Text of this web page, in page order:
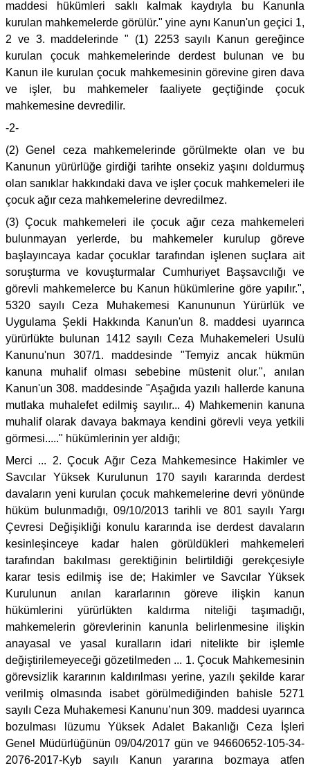
maddesi hükümleri saklı kalmak kaydıyla bu Kanunla
kurulan mahkemelerde görülür." yine aynı Kanun'un geçici 1,
2 ve 3. maddelerinde " (1) 2253 sayılı Kanun gereğince
kurulan çocuk mahkemelerinde derdest bulunan ve bu
Kanun ile kurulan çocuk mahkemesinin görevine giren dava
ve işler, bu mahkemeler faaliyete geçtiğinde çocuk
mahkemesine devredilir.
-2-
(2) Genel ceza mahkemelerinde görülmekte olan ve bu
Kanunun yürürlüğe girdiği tarihte onsekiz yaşını doldurmuş
olan sanıklar hakkındaki dava ve işler çocuk mahkemeleri ile
çocuk ağır ceza mahkemelerine devredilmez.
(3) Çocuk mahkemeleri ile çocuk ağır ceza mahkemeleri
bulunmayan yerlerde, bu mahkemeler kurulup göreve
başlayıncaya kadar çocuklar tarafından işlenen suçlara ait
soruşturma ve kovuşturmalar Cumhuriyet Başsavcılığı ve
görevli mahkemelerce bu Kanun hükümlerine göre yapılır.",
5320 sayılı Ceza Muhakemesi Kanununun Yürürlük ve
Uygulama Şekli Hakkında Kanun'un 8. maddesi uyarınca
yürürlükte bulunan 1412 sayılı Ceza Muhakemeleri Usulü
Kanunu'nun 307/1. maddesinde "Temyiz ancak hükmün
kanuna muhalif olması sebebine müstenit olur.", anılan
Kanun'un 308. maddesinde "Aşağıda yazılı hallerde kanuna
mutlaka muhalefet edilmiş sayılır... 4) Mahkemenin kanuna
muhalif olarak davaya bakmaya kendini görevli veya yetkili
görmesi....." hükümlerinin yer aldığı;
Merci ... 2. Çocuk Ağır Ceza Mahkemesince Hakimler ve
Savcılar Yüksek Kurulunun 170 sayılı kararında derdest
davaların yeni kurulan çocuk mahkemelerine devri yönünde
hüküm bulunmadığı, 09/10/2013 tarihli ve 801 sayılı Yargı
Çevresi Değişikliği konulu kararında ise derdest davaların
kesinleşinceye kadar halen görüldükleri mahkemeleri
tarafından bakılması gerektiğinin belirtildiği gerekçesiyle
karar tesis edilmiş ise de; Hakimler ve Savcılar Yüksek
Kurulunun anılan kararlarının göreve ilişkin kanun
hükümlerini yürürlükten kaldırma niteliği taşımadığı,
mahkemelerin görevlerinin kanunla belirlenmesine ilişkin
anayasal ve yasal kuralların idari nitelikte bir işlemle
değiştirilemeyeceği gözetilmeden ... 1. Çocuk Mahkemesinin
görevsizlik kararının kaldırılması yerine, yazılı şekilde karar
verilmiş olmasında isabet görülmediğinden bahisle 5271
sayılı Ceza Muhakemesi Kanunu’nun 309. maddesi uyarınca
bozulması lüzumu Yüksek Adalet Bakanlığı Ceza İşleri
Genel Müdürlüğünün 09/04/2017 gün ve 94660652-105-34-
2076-2017-Kyb sayılı Kanun yararına bozmaya atfen